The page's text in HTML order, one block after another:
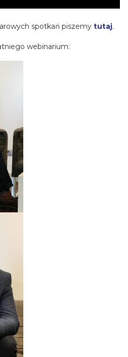
spotkań piszemy tutaj.
webinarium: